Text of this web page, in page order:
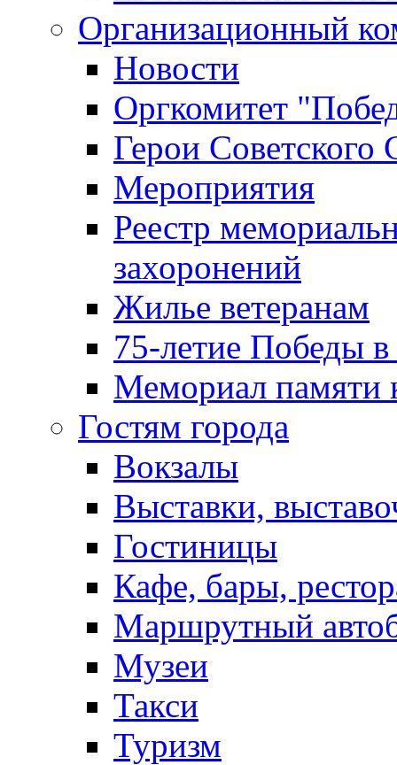
Организационный
Новости
Оргкомитет
Герои Советского
Мероприятия
Реестр
захоронений
Жилье ветеранам
75-летие Победы
Мемориал памяти
Гостям города
Вокзалы
Выставки,
Гостиницы
Кафе, бары,
Маршрутный
Музеи
Такси
Туризм